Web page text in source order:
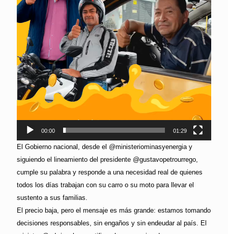
00:00 01:29
El Gobierno nacional, desde el @ministeriominasyenergia y
siguiendo el lineamiento del presidente @gustavopetrourrego,
cumple su palabra y responde a una necesidad real de quienes
todos los días trabajan con su carro o su moto para llevar el
sustento a sus familias.
El precio baja, pero el mensaje es más grande: estamos tomando
decisiones responsables, sin engaños y sin endeudar al país. El